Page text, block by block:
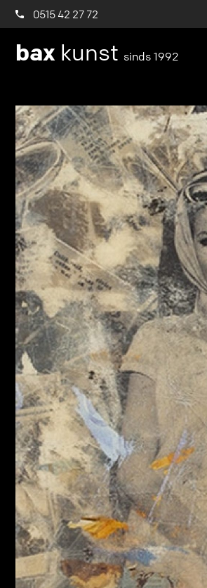
0515 42 27 72
bax kunst sinds 1992